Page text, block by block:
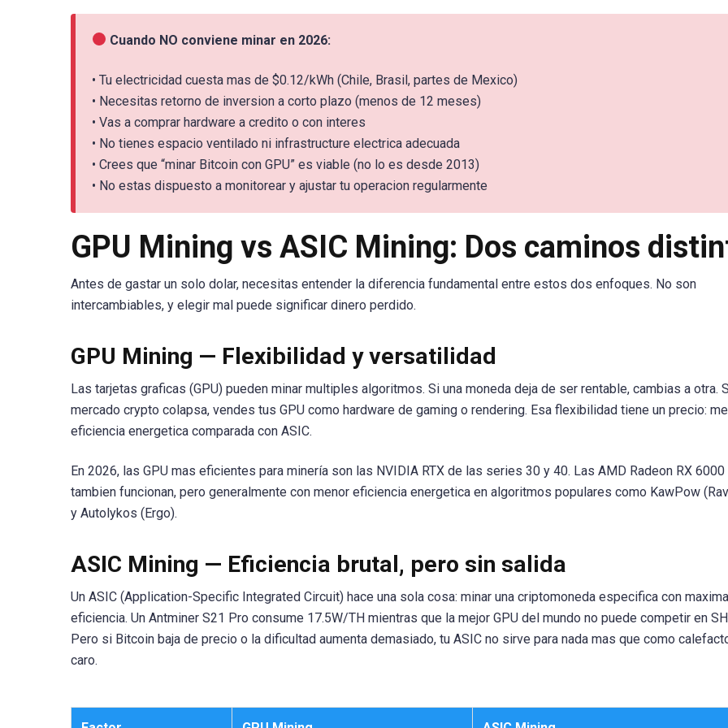
Cuando NO conviene minar en 2026:
• Tu electricidad cuesta mas de $0.12/kWh (Chile, Brasil, partes de Mexico)
• Necesitas retorno de inversion a corto plazo (menos de 12 meses)
• Vas a comprar hardware a credito o con interes
• No tienes espacio ventilado ni infrastructure electrica adecuada
• Crees que “minar Bitcoin con GPU” es viable (no lo es desde 2013)
• No estas dispuesto a monitorear y ajustar tu operacion regularmente
GPU Mining vs ASIC Mining: Dos caminos
Antes de gastar un solo dolar, necesitas entender la diferencia fundamental entre estos dos enfoques. No son
intercambiables, y elegir mal puede significar dinero perdido.
GPU Mining — Flexibilidad y versatilidad
Las tarjetas graficas (GPU) pueden minar multiples algoritmos. Si una moneda deja de ser rentable, cambias a otra.
mercado crypto colapsa, vendes tus GPU como hardware de gaming o rendering. Esa flexibilidad tiene un precio:
eficiencia energetica comparada con ASIC.
En 2026, las GPU mas eficientes para minería son las NVIDIA RTX de las series 30 y 40. Las AMD Radeon RX
tambien funcionan, pero generalmente con menor eficiencia energetica en algoritmos populares como KawPow
y Autolykos (Ergo).
ASIC Mining — Eficiencia brutal, pero sin salida
Un ASIC (Application-Specific Integrated Circuit) hace una sola cosa: minar una criptomoneda especifica con maxima
eficiencia. Un Antminer S21 Pro consume 17.5W/TH mientras que la mejor GPU del mundo no puede competir en
Pero si Bitcoin baja de precio o la dificultad aumenta demasiado, tu ASIC no sirve para nada mas que como
caro.